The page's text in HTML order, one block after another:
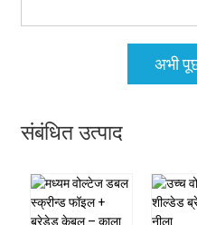
अभी
संबंधित उत्पाद